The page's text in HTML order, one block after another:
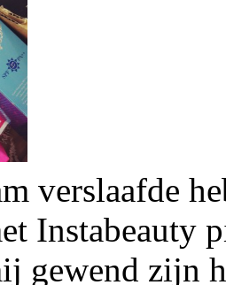
verslaafde
Instabeauty
gewend zijn